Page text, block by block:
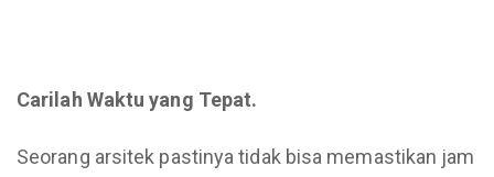
Carilah Waktu yang Tepat.
Seorang arsitek pastinya tidak bisa memastikan jam